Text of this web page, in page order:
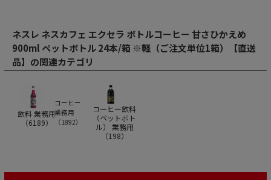
ネスレ ネスカフェ エクセラ ボトルコーヒー 甘さひかえめ
900ml ペットボトル 24本/箱 ※軽（ご注文単位1箱）【直送
品】の関連カテゴリ
飲料 業務用
（6189）
コーヒー
業務用
（ 1892）
コーヒー飲料
（ペットボト
ル） 業務用
（198）